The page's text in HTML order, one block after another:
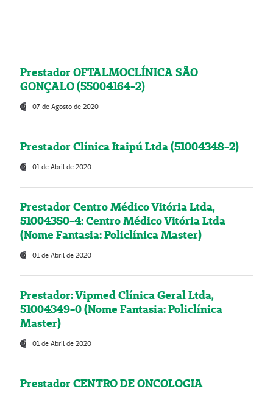
Prestador OFTALMOCLÍNICA SÃO
GONÇALO (55004164-2)
07 de Agosto de 2020
Prestador Clínica Itaipú Ltda (51004348-2)
01 de Abril de 2020
Prestador Centro Médico Vitória Ltda,
51004350-4: Centro Médico Vitória Ltda
(Nome Fantasia: Policlínica Master)
01 de Abril de 2020
Prestador: Vipmed Clínica Geral Ltda,
51004349-0 (Nome Fantasia: Policlínica
Master)
01 de Abril de 2020
Prestador CENTRO DE ONCOLOGIA